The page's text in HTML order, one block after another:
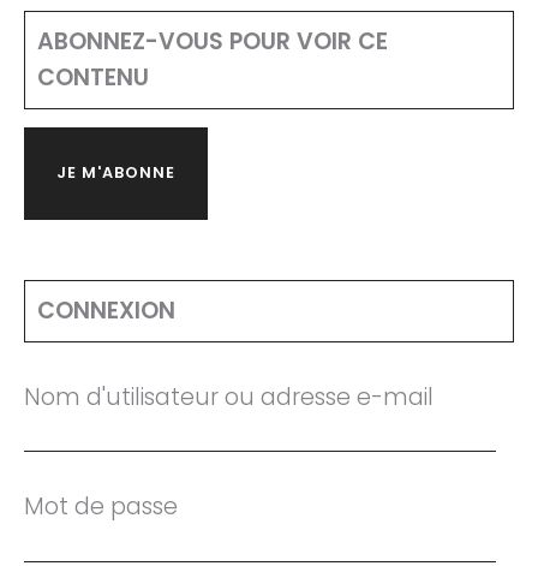
ABONNEZ-VOUS POUR VOIR CE
CONTENU
JE M'ABONNE
CONNEXION
Nom d'utilisateur ou adresse e-mail
Mot de passe